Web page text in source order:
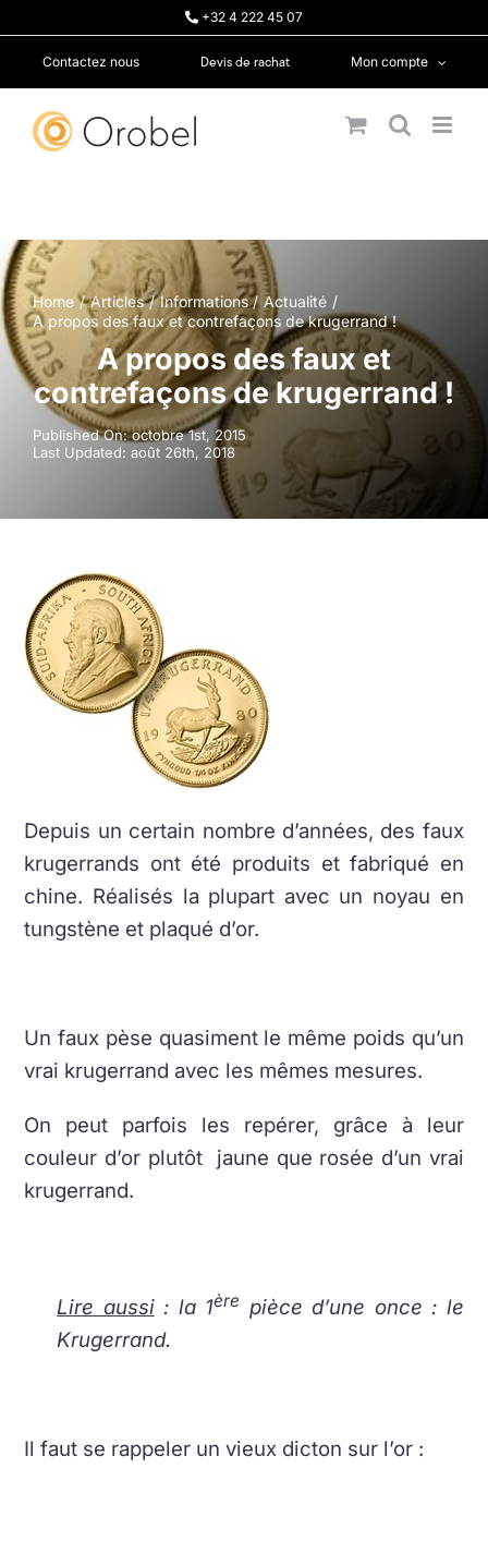
+32 4 222 45 07
Contactez nous Devis de rachat Mon compte
Home Articles Informations
Actualité
A propos des faux et contrefaçons de krugerrand !
A propos des faux et
contrefaçons de krugerrand !
Published On: octobre 1st, 2015
Last Updated: août 26th, 2018
Depuis un certain nombre d’années, des faux
krugerrands ont été produits et fabriqué en
chine. Réalisés la plupart avec un noyau en
tungstène et plaqué d’or.
Un faux pèse quasiment le même poids qu’un
vrai krugerrand avec les mêmes mesures.
On peut parfois les repérer, grâce à leur
couleur d’or plutôt jaune que rosée d’un vrai
krugerrand.
Lire aussi: la 1ère pièce d’une once : le
Krugerrand.
Il faut se rappeler un vieux dicton sur l’or :